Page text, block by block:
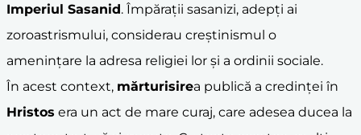
Imperiul Sasanid. Împărații sasanizi, adepți ai
zoroastrismului, considerau creștinismul o
amenințare la adresa religiei lor și a ordinii sociale.
În acest context, mărturisirea publică a credinței în
Hristos era un act de mare curaj, care adesea ducea la